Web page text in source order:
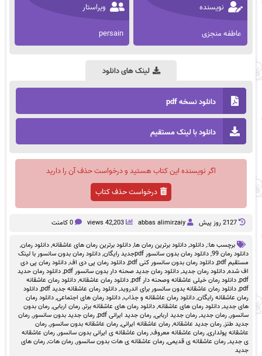
نویسنده
عاطفه منجزی
ویراستار
persain
لینک های دانلود
دانلود نسخه pdf
دانلود با لینک مستقیم
اگر نویسنده این کتاب هستید و درخواست حذف آن را دارید
درخواست حذف کتاب
2127 روز پيش abbas alimirzaiy
42,203 views 0 کامنت
برچسب ها:,دانلود,دانلود برترین رمان ها,دانلود برترین رمان های عاشقانه,دانلود رمان,
دانلود رمان 99
,دانلود رمان بدون سانسور pdfجدید رایگان ,دانلود رمان بدون سانسور با لینک
مستقیم pdf
,دانلود رمان بدون سانسور کنی pdf ,دانلود رمان پی دی اف,دانلود رمان پی دی
اف شده,دانلود رمان جدید,دانلود رمان جدید صحنه دار بدون سانسور pdf ,دانلود رمان حدید
pdf
,دانلود رمان خیلی عاشقانه وصحنه دار pdf ,دانلود رمان عاشقانه,دانلود رمان عاشقانه
pdf
,دانلود رمان عاشقانه بدون سانسور برای اندروید,دانلود رمان عاشقانه جدید pdf ,دانلود
رمان عاشقانه رایگان,دانلود رمان عاشقانه و جذاب,دانلود رمان های اجتماعی,دانلود رمان
های جدید,دانلود رمان های عاشقانه,دانلود رمان های عاشقانه برتر,رمان اربابی,رمان بدون
سانسور,رمان جدید,رمان جدید اربابی,رمان جدید ایرانی pdf ,رمان جدید بدون سانسور,رمان
جدید طنز,رمان جدید عاشقانه,رمان عاشقانه ایرانی,رمان عاشقانه بدون سانسور,رمان
عاشقانه پولداری,رمان عاشقانه معروف,رمان عاشقانه ی ایرانی بدون سانسور,رمان عاشقانه
ی جدید,رمان عاشقانه ی قدیمی,رمان عاشقانه ی هات بدون سانسور,رمان هات,رمان های
جدید